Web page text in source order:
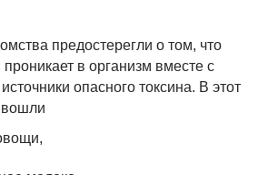
предостерегли о том, что
в организм вместе с
опасного токсина. В этот
вошли